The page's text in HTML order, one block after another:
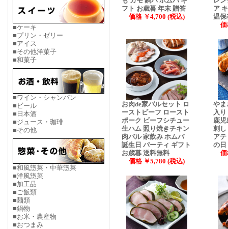
■ケーキ
■プリン・ゼリー
■アイス
■その他洋菓子
■和菓子
■ワイン・シャンパン
■ビール
■日本酒
■ジュース・珈琲
■その他
■和風惣菜・中華惣菜
■洋風惣菜
■加工品
■ご飯類
■麺類
■鍋物
■お米・農産物
■おつまみ
フト お歳暮 年末 贈答
価格 ￥4,700 (税込)
ア
温保
価
お肉de家バルセット ロ
ーストビーフ ロースト
ポーク ビーフシチュー
生ハム 照り焼きチキン
肉バル 家飲み ホムパ
誕生日 パーティ ギフト
お歳暮 送料無料
価格 ￥5,780 (税込)
やま
入
鹿
刺し
アテ
の日
価